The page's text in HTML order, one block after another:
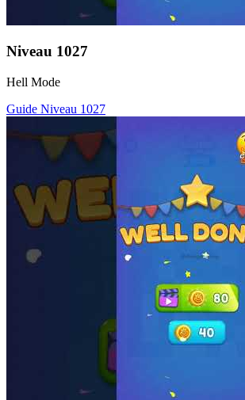
Niveau 1027
Hell Mode
Guide Niveau 1027